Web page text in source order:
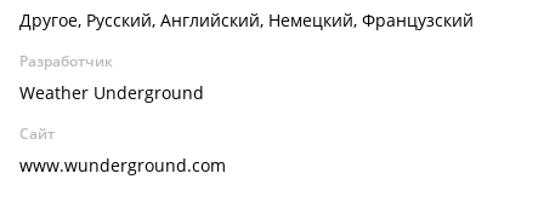
Другое, Русский, Английский, Немецкий, Французский
Разработчик
Weather Underground
Сайт
www.wunderground.com